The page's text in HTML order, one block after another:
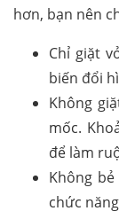
hơn, bạn nên
Chỉ giặt
biến đổi
Không
mốc.
để làm
Không
chức